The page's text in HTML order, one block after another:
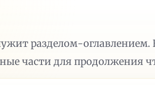
разделом-
части для продолжения